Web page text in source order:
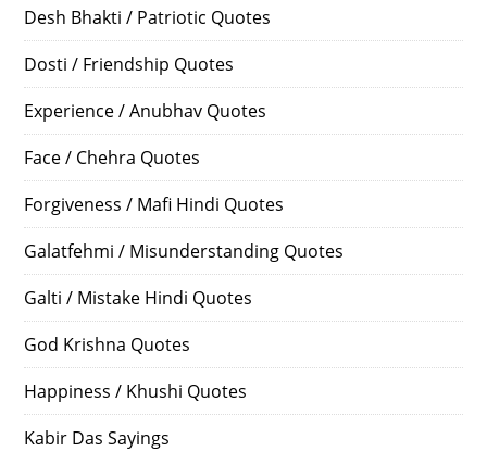
Desh Bhakti / Patriotic Quotes
Dosti / Friendship Quotes
Experience / Anubhav Quotes
Face / Chehra Quotes
Forgiveness / Mafi Hindi Quotes
Galatfehmi / Misunderstanding Quotes
Galti / Mistake Hindi Quotes
God Krishna Quotes
Happiness / Khushi Quotes
Kabir Das Sayings